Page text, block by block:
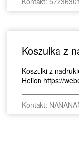
Koszulka z
Koszulki z
Helion https://
Kontakt: